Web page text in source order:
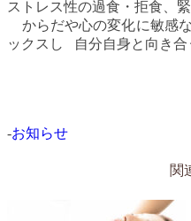
ストレス性の過食・拒食、
からだや心の変化に敏感
ックスし 自分自身と向き
-お知らせ
関